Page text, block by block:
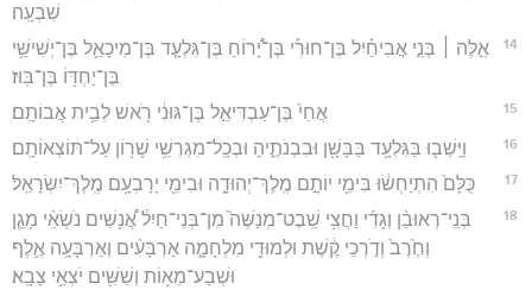
שִׁבְעָֽה׃
14
אֵ֣לֶּה ׀ בְּנֵ֣י אֲבִיחַ֗יִל בֶּן־חוּרִ֡י בֶּן־יָ֠רוֹחַ בֶּן־גִּלְעָ֧ד בֶּן־מִיכָאֵ֛ל בֶּן־יְשִׁישַׁ֥י
בֶּן־יַחְדּ֖וֹ בֶּן־בּֽוּז׃
15 אֲחִי֙ בֶּן־עַבְדִּיאֵ֣ל בֶּן־גּוּנִ֔י רֹ֖אשׁ לְבֵ֥ית אֲבוֹתָֽם׃
16 וַיֵּֽשְׁב֛וּ בַּגִּלְעָ֥ד בַּבָּשָׁ֖ן וּבִבְנֹתֶ֑יהָ וּבְכָֽל־מִגְרְשֵׁ֥י שָׁר֖וֹן עַל־תּוֹצְאוֹתָֽם׃
17 כֻּלָּם֙ הִתְיַחְשׂ֔וּ בִּימֵ֖י יוֹתָ֣ם מֶֽלֶךְ־יְהוּדָ֑ה וּבִימֵ֖י יָרָבְעָ֥ם מֶֽלֶךְ־יִשְׂרָאֵֽל׃
18
בְּנֵֽי־רְאוּבֵ֨ן וְגָדִ֜י וַחֲצִ֥י שֵֽׁבֶט־מְנַשֶּׁה֮ מִן־בְּנֵי־חַיִל֒ אֲ֠נָשִׁים נֹשְׂאֵ֨י מָגֵ֤ן
וְחֶ֙רֶב֙ וְדֹ֣רְכֵי קֶ֔שֶׁת וּלְמוּדֵ֖י מִלְחָמָ֑ה אַרְבָּעִ֨ים וְאַרְבָּעָ֥ה אֶ֛לֶף
וּשְׁבַע־מֵא֥וֹת וְשִׁשִּׁ֖ים יֹצְאֵ֥י צָבָֽא׃